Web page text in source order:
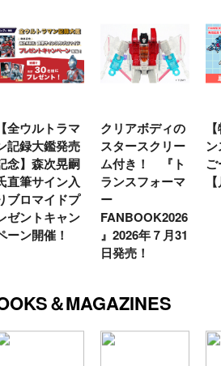
【全ウルトラマ
記録大鑑発売
念】森次晃嗣
直筆サイン入
ブロマイドプ
ゼントキャン
ーン開催！
クリアボディの
スタースクリー
ム付き！ 『ト
ランスフォーマ
ー
FANBOOK2026
』2026年７月31
日発売！
＆MAGAZINES